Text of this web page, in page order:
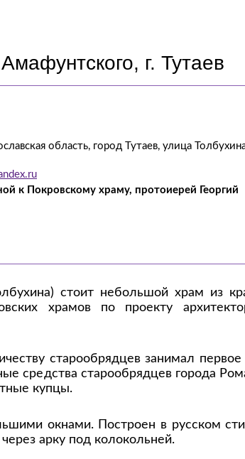
г. Тутаев
область, город Тутаев, улица
к Покровскому храму, протоиерей Георгий
стоит небольшой храм из
храмов по проекту
старообрядцев занимал
средства старообрядцев города
купцы.
окнами. Построен в русском
арку под колокольней.